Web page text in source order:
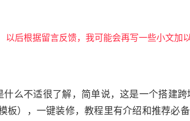
以后根据留言反馈，我可能会再写一些小文加
么不适很了解，简单说，这是一个搭建
板），一键装修，教程里有介绍和推荐必